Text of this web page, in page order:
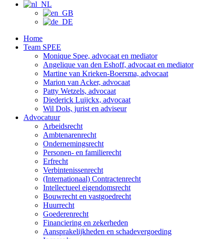
Home
Team SPEE
Monique Spee, advocaat en mediator
Angelique van den Eshoff, advocaat en mediator
Martine van Krieken-Boersma, advocaat
Marion van Acker, advocaat
Patty Wetzels, advocaat
Diederick Luijckx, advocaat
Wil Dols, jurist en adviseur
Advocatuur
Arbeidsrecht
Ambtenarenrecht
Ondernemingsrecht
Personen- en familierecht
Erfrecht
Verbintenissenrecht
(Internationaal) Contractenrecht
Intellectueel eigendomsrecht
Bouwrecht en vastgoedrecht
Huurrecht
Goederenrecht
Financiering en zekerheden
Aansprakelijkheden en schadevergoeding